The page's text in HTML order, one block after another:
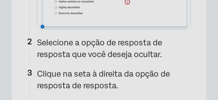
Selecione a opção de resposta de
resposta que você deseja ocultar.
Clique na seta à direita da opção de
resposta de resposta.